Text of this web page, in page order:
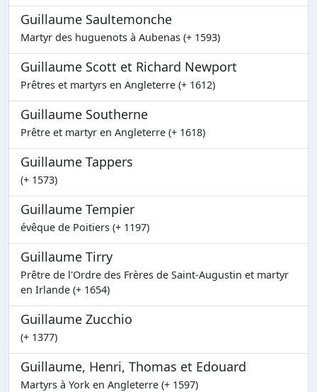
Guillaume Saultemonche
Martyr des huguenots à Aubenas (+ 1593)
Guillaume Scott et Richard Newport
Prêtres et martyrs en Angleterre (+ 1612)
Guillaume Southerne
Prêtre et martyr en Angleterre (+ 1618)
Guillaume Tappers
(+ 1573)
Guillaume Tempier
évêque de Poitiers (+ 1197)
Guillaume Tirry
Prêtre de l'Ordre des Frères de Saint-Augustin et martyr
en Irlande (+ 1654)
Guillaume Zucchio
(+ 1377)
Guillaume, Henri, Thomas et Edouard
Martyrs à York en Angleterre (+ 1597)